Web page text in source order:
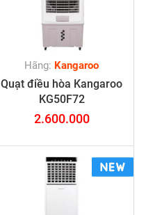
Hãng: Kangaroo
Quạt điều hòa Kangaroo
KG50F72
2.600.000